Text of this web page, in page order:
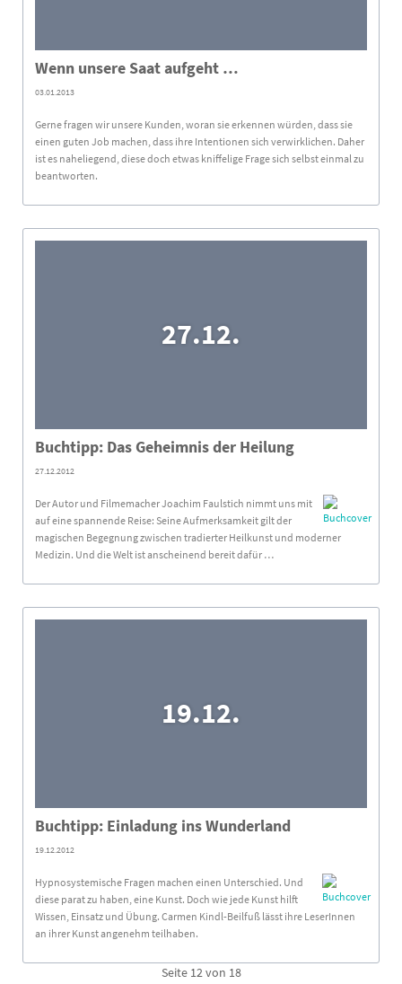
Wenn unsere Saat aufgeht …
03.01.2013
Gerne fragen wir unsere Kunden, woran sie erkennen würden, dass sie
einen guten Job machen, dass ihre Intentionen sich verwirklichen. Daher
ist es naheliegend, diese doch etwas kniffelige Frage sich selbst einmal zu
beantworten.
27.12.
Buchtipp: Das Geheimnis der Heilung
27.12.2012
Der Autor und Filmemacher Joachim Faulstich nimmt uns mit
auf eine spannende Reise: Seine Aufmerksamkeit gilt der
magischen Begegnung zwischen tradierter Heilkunst und moderner
Medizin. Und die Welt ist anscheinend bereit dafür …
19.12.
Buchtipp: Einladung ins Wunderland
19.12.2012
Hypnosystemische Fragen machen einen Unterschied. Und
diese parat zu haben, eine Kunst. Doch wie jede Kunst hilft
Wissen, Einsatz und Übung. Carmen Kindl-Beilfuß lässt ihre LeserInnen
an ihrer Kunst angenehm teilhaben.
Seite 12 von 18